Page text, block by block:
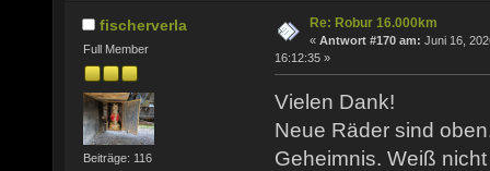
fischerverla
Full Member
Beiträge: 116
Re: Robur 16.000km
« Antwort #170 am: Juni 16,
16:12:35 »
Vielen Dank!
Neue Räder sind
Geheimnis. Weiß